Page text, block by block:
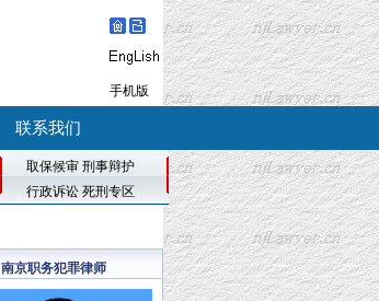
手机版
联系我们
取保候审 刑事辩护
行政诉讼 死刑专区
南京职务犯罪律师